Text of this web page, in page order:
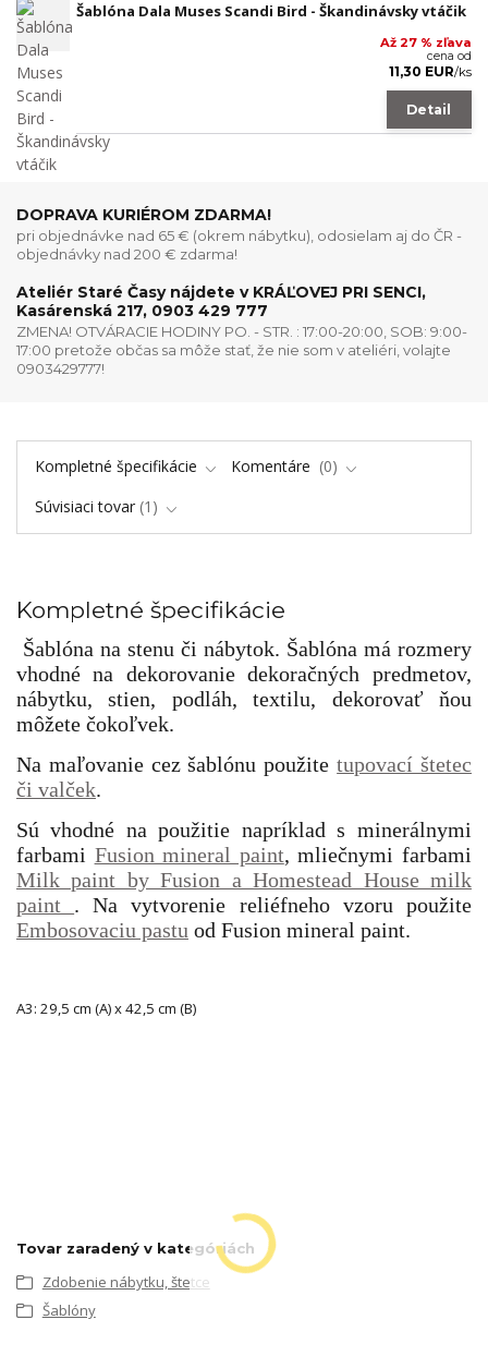
Šablóna Dala Muses Scandi Bird - Škandinávsky vtáčik
Až 27 % zľava
cena od
11,30 EUR/ks
Detail
DOPRAVA KURIÉROM ZDARMA!
pri objednávke nad 65 € (okrem nábytku), odosielam aj do ČR -
objednávky nad 200 € zdarma!
Ateliér Staré Časy nájdete v KRÁĽOVEJ PRI SENCI,
Kasárenská 217, 0903 429 777
ZMENA! OTVÁRACIE HODINY PO. - STR. : 17:00-20:00, SOB: 9:00-
17:00 pretože občas sa môže stať, že nie som v ateliéri, volajte
0903429777!
Kompletné špecifikácie Komentáre
0
Súvisiaci tovar 1
Kompletné špecifikácie
Šablóna na stenu či nábytok. Šablóna má rozmery
vhodné na dekorovanie dekoračných predmetov,
nábytku, stien, podláh, textilu, dekorovať ňou
môžete čokoľvek.
Na maľovanie cez šablónu použitetupovací štetec
či valček.
Sú vhodné na použitie napríklad s minerálnymi
farbami Fusion mineral paint, mliečnymi farbami
Milk paint by Fusion a Homestead House milk
paint . Na vytvorenie reliéfneho vzoru použite
Embosovaciu pastu od Fusion mineral paint.
A3: 29,5 cm (A) x 42,5 cm (B)
Tovar zaradený v kategóriách
Zdobenie nábytku, štetce
Šablóny